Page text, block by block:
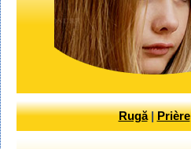
Rugă|Prière